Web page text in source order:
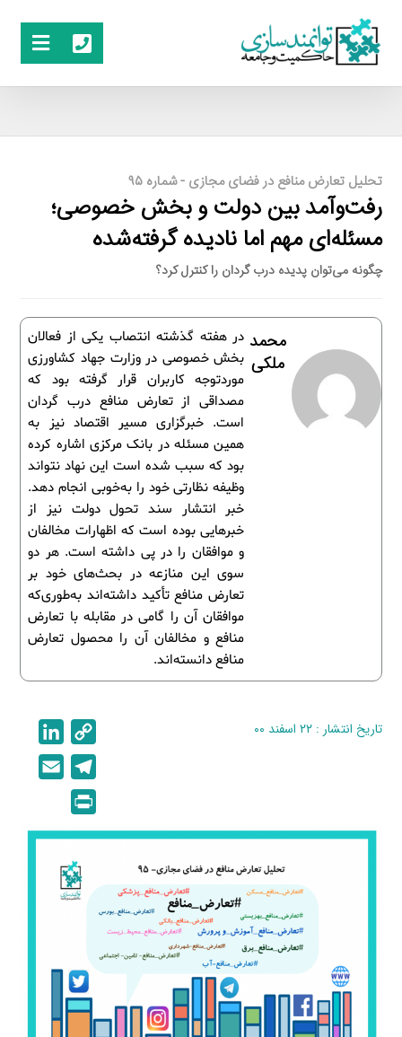
تحلیل تعارض منافع در فضای مجازی - شماره ۹۵
رفت‌وآمد بین دولت و بخش خصوصی؛
مسئله‌ای مهم اما نادیده گرفته‌شده
چگونه می‌توان پدیده درب گردان را کنترل کرد؟
در هفته گذشته انتصاب یکی از فعالان
بخش خصوصی در وزارت جهاد کشاورزی
موردتوجه کاربران قرار گرفته بود که
مصداقی از تعارض منافع درب گردان
است. خبرگزاری مسیر اقتصاد نیز به
همین مسئله در بانک مرکزی اشاره کرده
بود که سبب شده است این نهاد نتواند
وظیفه نظارتی خود را به‌خوبی انجام دهد.
خبر انتشار سند تحول دولت نیز از
خبرهایی بوده است که اظهارات مخالفان
و موافقان را در پی داشته است. هر دو
سوی این منازعه در بحث‌های خود بر
تعارض منافع تأکید داشته‌اند به‌طوری‌که
موافقان آن را گامی در مقابله با تعارض
منافع و مخالفان آن را محصول تعارض
منافع دانسته‌اند.
محمد
ملکی
تاریخ انتشار : ۲۲ اسفند ۰۰
o
p
y
L
n
k
i
n
e
e
l
e
g
r
i
r
n
t